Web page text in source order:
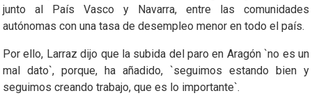
junto al País Vasco y Navarra, entre las comunidades
autónomas con una tasa de desempleo menor en todo el país.
Por ello, Larraz dijo que la subida del paro en Aragón `no es un
mal dato`, porque, ha añadido, `seguimos estando bien y
seguimos creando trabajo, que es lo importante`.